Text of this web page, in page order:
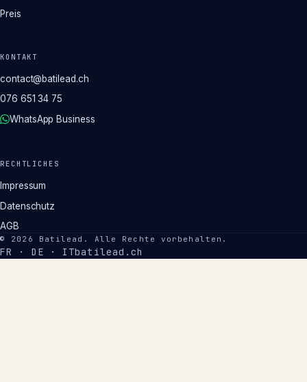
Preis
KONTAKT
contact@batilead.ch
076 651 34 75
WhatsApp Business
RECHTLICHES
Impressum
Datenschutz
AGB
© 2026 Batilead . Alle Rechte vorbehalten.
FR · DE · ITbatilead.ch